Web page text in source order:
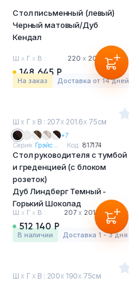
Стол письменный (левый)
Черный матовый/Дуб
Кендал
Ш х Г х В : 220 х200 х75 см
148 645 Р
На заказ Доставка от 14 дней
Ш х Г х В : 207х 201.6х 75см
+7
Серия: Грэйс... Код: 817174
Стол руководителя с тумбой
и греденцией (с блоком
розеток)
Дуб Линдберг Темный -
Горький Шоколад
Ш х Г х В : 207 х201.6 х75 см
512 140 Р
в наличии Доставка 1 - 3 дня
Ш х Г х В : 200х 190х 75см